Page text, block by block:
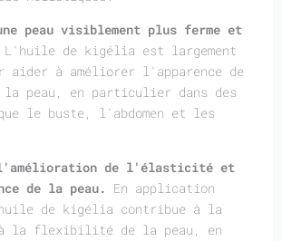
peau visiblement plus ferme et
L'huile de kigélia est largement
aider à améliorer l'apparence de
la peau, en particulier dans des
le buste, l'abdomen et les
de l'élasticité et
de la peau. En application
de kigélia contribue à la
à la flexibilité de la peau, en